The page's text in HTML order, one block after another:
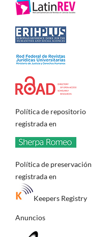
Política de repositorio
registrada en
Política de preservación
registrada en
Keepers Registry
Anuncios